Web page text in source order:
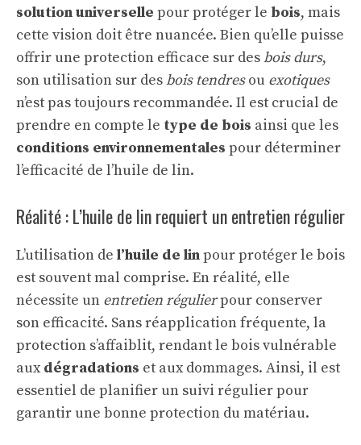
solution universelle pour protéger le bois, mais
cette vision doit être nuancée. Bien qu’elle puisse
offrir une protection efficace sur desbois durs,
son utilisation sur desbois tendresou exotiques
n’est pas toujours recommandée. Il est crucial de
prendre en compte le type de bois ainsi que les
conditions environnementales pour déterminer
l’efficacité de l’huile de lin.
Réalité : L’huile de lin requiert un entretien régulier
L’utilisation de l’huile de linpour protéger le bois
est souvent mal comprise. En réalité, elle
nécessite un entretien régulierpour conserver
son efficacité. Sans réapplication fréquente, la
protection s’affaiblit, rendant le bois vulnérable
auxdégradations et aux dommages. Ainsi, il est
essentiel de planifier un suivi régulier pour
garantir une bonne protection du matériau.